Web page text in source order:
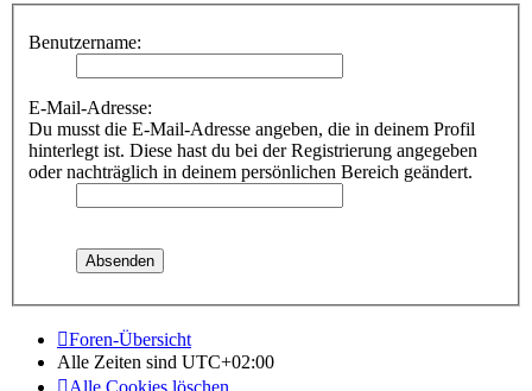
Benutzername:
E-Mail-Adresse:
Du musst die E-Mail-Adresse angeben, die in deinem Profil
hinterlegt ist. Diese hast du bei der Registrierung angegeben
oder nachträglich in deinem persönlichen Bereich geändert.
Foren-Übersicht
Alle Zeiten sind UTC+02:00
Alle Cookies löschen